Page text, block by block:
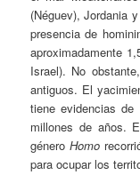
(Néguev), Jordania
presencia de
aproximadamente
Israel). No
antiguos. El
tiene evidencias
millones de años.
géneroHomo
para ocupar los